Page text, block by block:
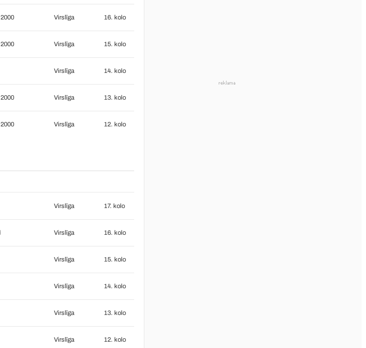
Virslīga 16. kolo
Virslīga 15. kolo
Virslīga 14. kolo
Virslīga 13. kolo
Virslīga 12. kolo
Virslīga 17. kolo
Virslīga 16. kolo
Virslīga 15. kolo
Virslīga 14. kolo
Virslīga 13. kolo
Virslīga 12. kolo